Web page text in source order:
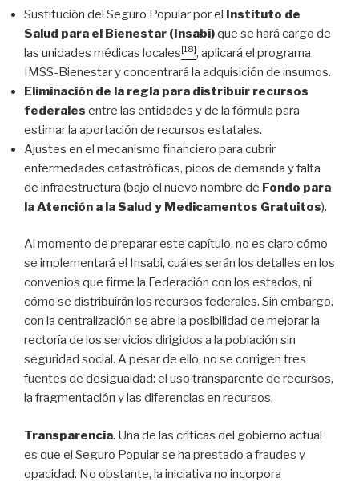
Sustitución del Seguro Popular por el Instituto de
Salud para el Bienestar (Insabi)que se hará cargo de
las unidades médicas locales[18], aplicará el programa
IMSS-Bienestar y concentrará la adquisición de insumos.
Eliminación de la regla para distribuir recursos
federales entre las entidades y de la fórmula para
estimar la aportación de recursos estatales.
Ajustes en el mecanismo financiero para cubrir
enfermedades catastróficas, picos de demanda y falta
de infraestructura (bajo el nuevo nombre de Fondo para
la Atención a la Salud y Medicamentos Gratuitos).
Al momento de preparar este capítulo, no es claro cómo
se implementará el Insabi, cuáles serán los detalles en los
convenios que firme la Federación con los estados, ni
cómo se distribuirán los recursos federales. Sin embargo,
con la centralización se abre la posibilidad de mejorar la
rectoría de los servicios dirigidos a la población sin
seguridad social. A pesar de ello, no se corrigen tres
fuentes de desigualdad: el uso transparente de recursos,
la fragmentación y las diferencias en recursos.
Transparencia. Una de las críticas del gobierno actual
es que el Seguro Popular se ha prestado a fraudes y
opacidad. No obstante, la iniciativa no incorpora